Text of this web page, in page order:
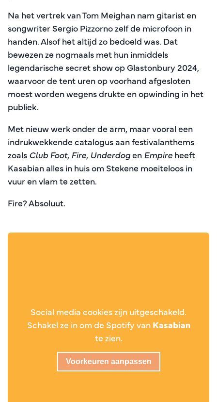
Na het vertrek van Tom Meighan nam gitarist en
songwriter Sergio Pizzorno zelf de microfoon in
handen. Alsof het altijd zo bedoeld was. Dat
bewezen ze nogmaals met hun inmiddels
legendarische secret show op Glastonbury 2024,
waarvoor de tent uren op voorhand afgesloten
moest worden wegens drukte en opwinding in het
publiek.
Met nieuw werk onder de arm, maar vooral een
indrukwekkende catalogus aan festivalanthems
zoals Club Foot, Fire, Underdogen Empire heeft
Kasabian alles in huis om Stekene moeiteloos in
vuur en vlam te zetten.
Fire? Absoluut.
Social media cookies zijn uitgeschakeld.
Schakel ze in om de Spotify van Kasabian
te zien.
Voorkeuren aanpassen